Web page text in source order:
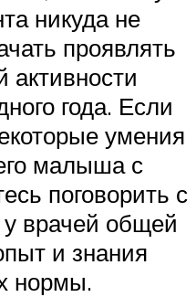
никуда не
проявлять
активности
года. Если
умения
малыша с
поговорить с
врачей общей
и знания
нормы.